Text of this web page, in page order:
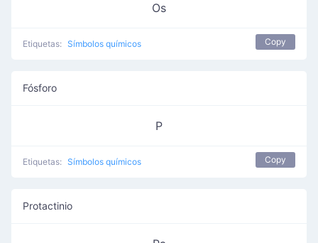
Os
Etiquetas: Símbolos químicos Copy
Fósforo
P
Etiquetas: Símbolos químicos Copy
Protactinio